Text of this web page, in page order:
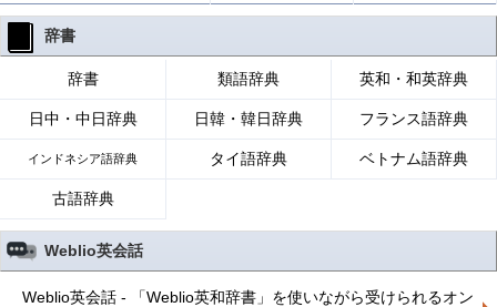
辞書
辞書 類語辞典 英和・和英辞典
日中・中日辞典 日韓・韓日辞典 フランス語辞典
インドネシア語辞典 タイ語辞典 ベトナム語辞典
古語辞典
Weblio英会話
Weblio英会話 - 「Weblio英和辞書」を使いながら受けられるオン